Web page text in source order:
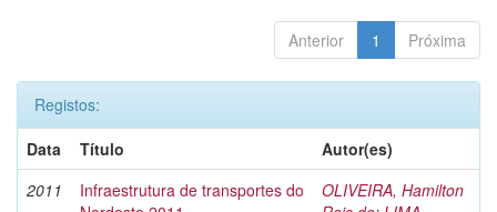
Anterior 1 Próxima
Registos:
Data
Título
Autor(es)
2011
Infraestrutura de transportes do
OLIVEIRA, Hamilton